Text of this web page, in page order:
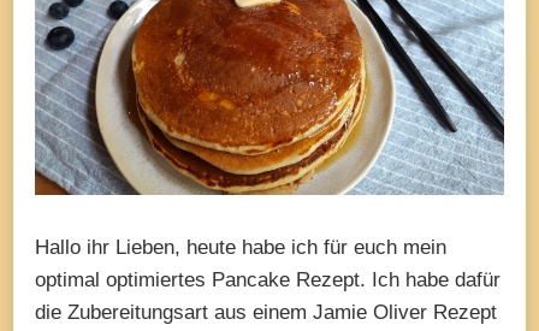
Hallo ihr Lieben, heute habe ich für euch mein
optimal optimiertes Pancake Rezept. Ich habe dafür
die Zubereitungsart aus einem Jamie Oliver Rezept